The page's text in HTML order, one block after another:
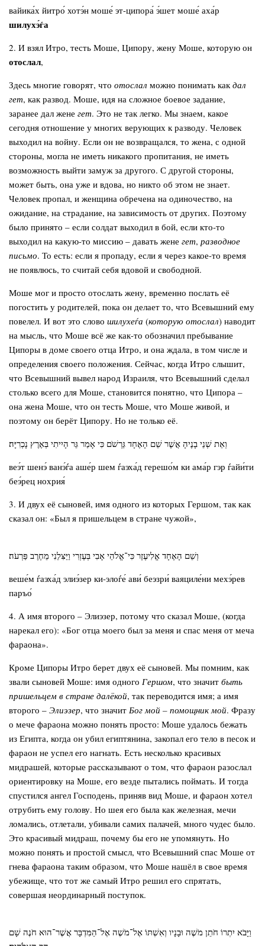
вайика́х йитро́ хотэ́н моше́ эт-ципора́ э́шет моше́ аха́р
шилухэ́ѓа
2. И взял Итро, тесть Моше, Ципору, жену Моше, которую он
отослал,
Здесь многие говорят, что отослал можно понимать какдал
гет, как развод. Моше, идя на сложное боевое задание,
заранее дал жене гет. Это не так легко. Мы знаем, какое
сегодня отношение у многих верующих к разводу. Человек
выходил на войну. Если он не возвращался, то жена, с одной
стороны, могла не иметь никакого пропитания, не иметь
возможность выйти замуж за другого. С другой стороны,
может быть, она уже и вдова, но никто об этом не знает.
Человек пропал, и женщина обречена на одиночество, на
ожидание, на страдание, на зависимость от других. Поэтому
было принято – если солдат выходил в бой, если кто-то
выходил на какую-то миссию – давать жене гет, разводное
письмо. То есть: если я пропаду, если я через какое-то время
не появлюсь, то считай себя вдовой и свободной.
Моше мог и просто отослать жену, временно послать её
погостить у родителей, пока он делает то, что Всевышний ему
повелел. И вот это слово шилухеѓа (которую отослал) наводит
на мысль, что Моше всё же как-то обозначил пребывание
Ципоры в доме своего отца Итро, и она ждала, в том числе и
определения своего положения. Сейчас, когда Итро слышит,
что Всевышний вывел народ Израиля, что Всевышний сделал
столько всего для Моше, становится понятно, что Ципора –
она жена Моше, что он тесть Моше, что Моше живой, и
поэтому он берёт Ципору. Но не только её.
וְאֵת שְׁנֵי בָנֶיהָ אֲשֶׁר שֵׁם הָאֶחָד גֵּרְשֹׁם כִּי אָמַר גֵּר הָיִיתִי בְּאֶרֶץ נָכְרִיָּה׃
веэ́т шенэ́ ванэ́ѓа аше́р шем ѓаэха́д герешо́м ки ама́р гэр ѓайи́ти
беэ́рец нохрия́
3. И двух её сыновей, имя одного из которых Гершом, так как
сказал он: «Был я пришельцем в стране чужой»,
וְשֵׁם הָאֶחָד אֱלִיעֶזֶר כִּי־אֱלֹהֵי אָבִי בְּעֶזְרִי וַיַּצִּלֵנִי מֵחֶרֶב פַּרְעֹה׃
веше́м ѓаэха́д элиэ́зер ки-элоѓе́ ави́ беэзри́ ваяциле́ни мехэ́рев
паръо́
4. А имя второго – Элиэзер, потому что сказал Моше, (когда
нарекал его): «Бог отца моего был за меня и спас меня от меча
фараона».
Кроме Ципоры Итро берет двух её сыновей. Мы помним, как
звали сыновей Моше: имя одного Гершом, что значит быть
пришельцем в стране далёкой, так переводится имя; а имя
второго – Элиэзер, что значит Бог мой – помощник мой. Фразу
о мече фараона можно понять просто: Моше удалось бежать
из Египта, когда он убил египтянина, закопал его тело в песок и
фараон не успел его нагнать. Есть несколько красивых
мидрашей, которые рассказывают о том, что фараон разослал
ориентировку на Моше, его везде пытались поймать. И тогда
спустился ангел Господень, приняв вид Моше, и фараон хотел
отрубить ему голову. Но шея его была как железная, мечи
ломались, отлетали, убивали самих палачей, много чудес было.
Это красивый мидраш, почему бы его не упомянуть. Но
можно понять и простой смысл, что Всевышний спас Моше от
гнева фараона таким образом, что Моше нашёл в свое время
убежище, что тот же самый Итро решил его спрятать,
совершая неординарный поступок.
וַיָּבֹא יִתְרוֹ חֹתֵן מֹשֶׁה וּבָנָיו וְאִשְׁתּוֹ אֶל־מֹשֶׁה אֶל־הַמִּדְבָּר אֲשֶׁר־הוּא חֹנֶה שָׁם